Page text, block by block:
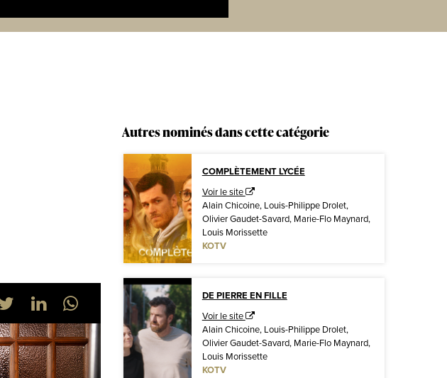
Autres nominés dans cette catégorie
COMPLÈTEMENT LYCÉE
Voir le site
Alain Chicoine, Louis-Philippe Drolet,
Olivier Gaudet-Savard, Marie-Flo Maynard,
Louis Morissette
KOTV
DE PIERRE EN FILLE
Voir le site
Alain Chicoine, Louis-Philippe Drolet,
Olivier Gaudet-Savard, Marie-Flo Maynard,
Louis Morissette
KOTV